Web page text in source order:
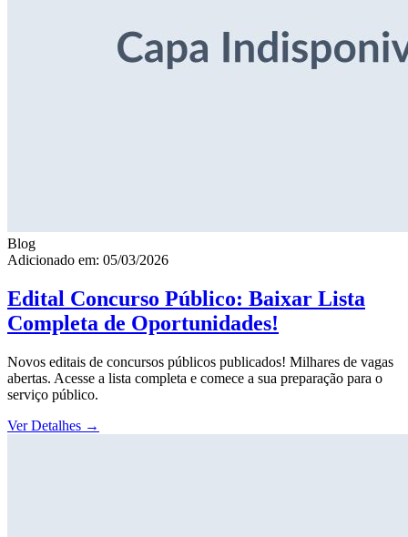
Blog
Adicionado em: 05/03/2026
Edital Concurso Público: Baixar Lista
Completa de Oportunidades!
Novos editais de concursos públicos publicados! Milhares de vagas
abertas. Acesse a lista completa e comece a sua preparação para o
serviço público.
Ver Detalhes →